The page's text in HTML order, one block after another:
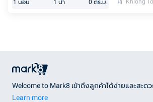
1 นอน 1 น้ำ 0 ตร.ม.
Welcome to Mark8 เข้าถึงลูกค้าได้ง่ายและสะด
Learn more